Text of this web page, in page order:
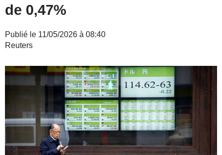
de 0,47%
Publié le 11/05/2026 à 08:40
Reuters